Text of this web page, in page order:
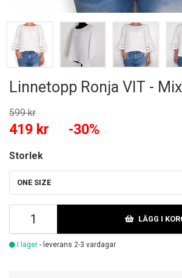
Linnetopp Ronja VIT -
599 kr
419 kr -30%
Storlek
ONE SIZE
LÄGG I
I lager - leverans 2-3 vardagar